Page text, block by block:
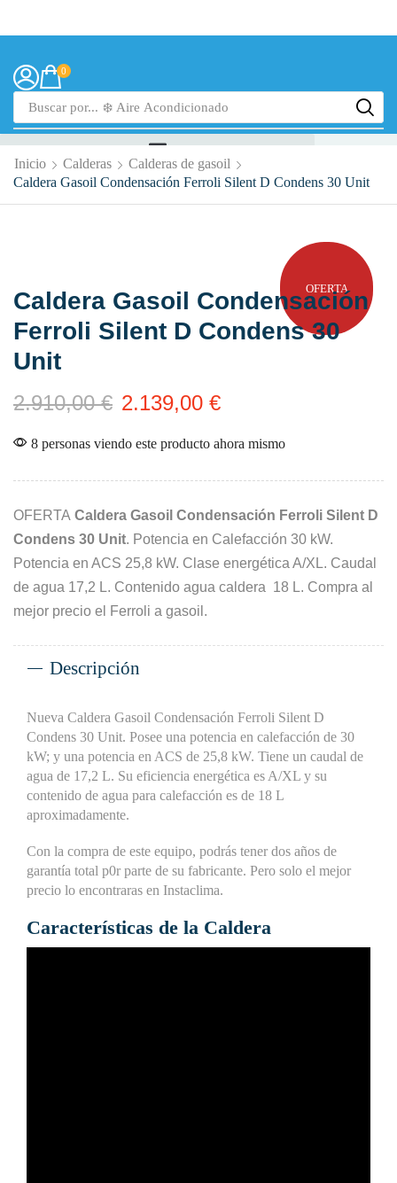
0
Buscar por... 💥 Estufas
Inicio Calderas
Calderas de gasoil
Caldera Gasoil Condensación Ferroli Silent D Condens 30 Unit
OFERTA
Caldera Gasoil Condensación
Ferroli Silent D Condens 30
Unit
2.910,00€ 2.139,00 €
8 personas viendo este producto ahora mismo
OFERTA Caldera Gasoil Condensación Ferroli Silent D
Condens 30 Unit. Potencia en Calefacción 30 kW.
Potencia en ACS 25,8 kW. Clase energética A/XL. Caudal
de agua 17,2 L. Contenido agua caldera 18 L. Compra al
mejor precio el Ferroli a gasoil.
Descripción
Nueva Caldera Gasoil Condensación Ferroli Silent D
Condens 30 Unit. Posee una potencia en calefacción de 30
kW; y una potencia en ACS de 25,8 kW. Tiene un caudal de
agua de 17,2 L. Su eficiencia energética es A/XL y su
contenido de agua para calefacción es de 18 L
aproximadamente.
Con la compra de este equipo, podrás tener dos años de
garantía total p0r parte de su fabricante. Pero solo el mejor
precio lo encontraras en Instaclima.
Características de la Caldera